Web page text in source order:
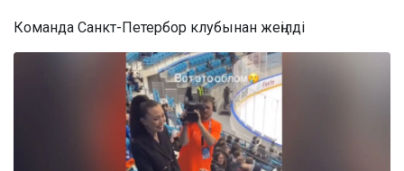
Команда Санкт-Петербор клубынан жеңілді